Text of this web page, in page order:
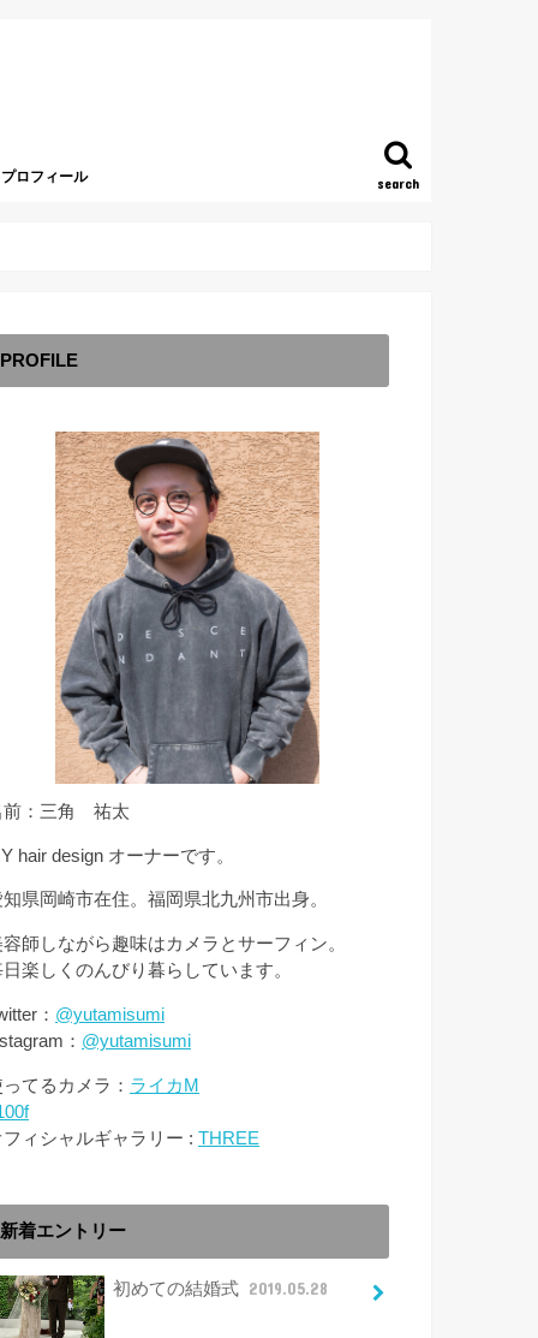
search
プロフィール
PROFILE
前：三角 祐太
hair design オーナーです。
知県岡崎市在住。福岡県北九州市出身。
容師しながら趣味はカメラとサーフィン。
楽しくのんびり暮らしています。
： @yutamisumi
： @yutamisumi
てるカメラ： ライカM
フィシャルギャラリー : THREE
新着エントリー
初めての結婚式 2019.05.28